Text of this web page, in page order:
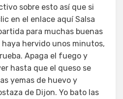
sobre esto así que si
en el enlace aquí Salsa
para muchas buenas
haya hervido unos minutos,
Apaga el fuego y
hasta que el queso se
yemas de huevo y
de Dijon. Yo bato las